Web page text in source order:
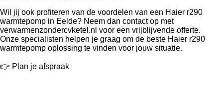
Wil jij ook profiteren van de voordelen van een Haier r290
warmtepomp in Eelde? Neem dan contact op met
verwarmenzondercvketel.nl voor een vrijblijvende offerte.
Onze specialisten helpen je graag om de beste Haier r290
warmtepomp oplossing te vinden voor jouw situatie.
👉 Plan je afspraak